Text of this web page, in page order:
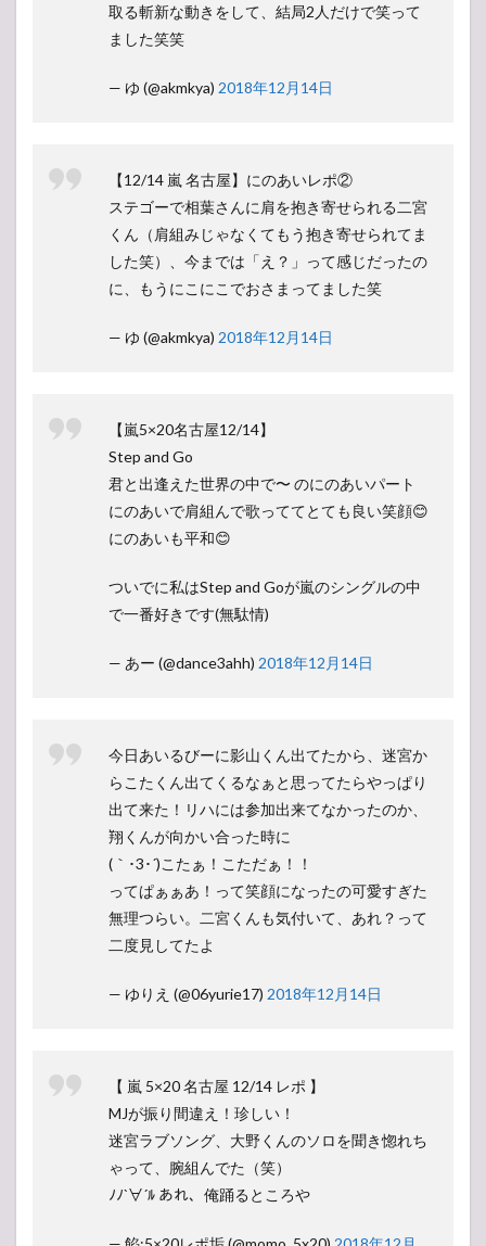
取る斬新な動きをして、結局2人だけで笑って
ました笑笑
— ゆ (@akmkya) 2018年12月14日
【12/14 嵐 名古屋】にのあいレポ②
ステゴーで相葉さんに肩を抱き寄せられる二宮
くん（肩組みじゃなくてもう抱き寄せられてま
した笑）、今までは「え？」って感じだったの
に、もうにこにこでおさまってました笑
— ゆ (@akmkya) 2018年12月14日
【嵐5×20名古屋12/14】
Step and Go
君と出逢えた世界の中で〜 のにのあいパート
にのあいで肩組んで歌っててとても良い笑顔😊
にのあいも平和😊
ついでに私はStep and Goが嵐のシングルの中
で一番好きです(無駄情)
— あー (@dance3ahh) 2018年12月14日
今日あいるびーに影山くん出てたから、迷宮か
らこたくん出てくるなぁと思ってたらやっぱり
出て来た！リハには参加出来てなかったのか、
翔くんが向かい合った時に
(｀･3･´)こたぁ！こただぁ！！
ってぱぁぁあ！って笑顔になったの可愛すぎた
無理つらい。二宮くんも気付いて、あれ？って
二度見してたよ
— ゆりえ (@06yurie17) 2018年12月14日
【 嵐 5×20 名古屋 12/14 レポ 】
MJが振り間違え！珍しい！
迷宮ラブソング、大野くんのソロを聞き惚れち
ゃって、腕組んでた（笑）
ﾉﾉ`∀´ﾙ あれ、俺踊るところや